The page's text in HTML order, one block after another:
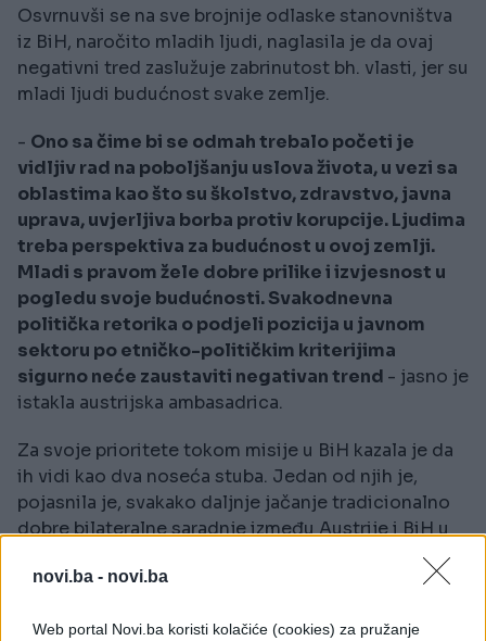
novi.ba - novi.ba
Web portal Novi.ba koristi kolačiće (cookies) za pružanje
Osvrnuvši se na sve brojnije odlaske stanovništva
iz BiH, naročito mladih ljudi, naglasila je da ovaj
negativni tred zaslužuje zabrinutost bh. vlasti, jer su
mladi ljudi budućnost svake zemlje.
- Ono sa čime bi se odmah trebalo početi je
vidljiv rad na poboljšanju uslova života, u vezi sa
oblastima kao što su školstvo, zdravstvo, javna
uprava, uvjerljiva borba protiv korupcije. Ljudima
treba perspektiva za budućnost u ovoj zemlji.
Mladi s pravom žele dobre prilike i izvjesnost u
pogledu svoje budućnosti. Svakodnevna
politička retorika o podjeli pozicija u javnom
sektoru po etničko-političkim kriterijima
sigurno neće zaustaviti negativan trend - jasno je
istakla austrijska ambasadrica.
Za svoje prioritete tokom misije u BiH kazala je da
ih vidi kao dva noseća stuba. Jedan od njih je,
pojasnila je, svakako daljnje jačanje tradicionalno
dobre bilateralne saradnje između Austrije i BiH u
svim oblastimana, od politike, privrede i kulture, pa
do saradnje u oblasti obrazovanja i razvoja civilnog